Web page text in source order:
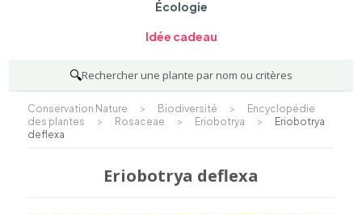
Écologie
Idée cadeau
🔍Rechercher une plante par nom ou critères
Conservation Nature > Biodiversité >
Encyclopédie
des plantes
> Rosaceae > Eriobotrya >
Eriobotrya
deflexa
Eriobotrya deflexa